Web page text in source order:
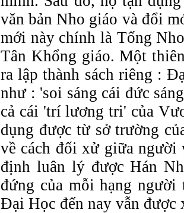
văn bản Nho giáo và đổi
mới này chính là Tống
Tân Khổng giáo. Một
ra lập thành sách riêng :
như : 'soi sáng cái đức
cả cái 'trí lương tri' của
dụng được từ sở trường
về cách đối xử giữa
định luân lý được Hán
đứng của mỗi hạng
Đại Học đến nay vẫn được